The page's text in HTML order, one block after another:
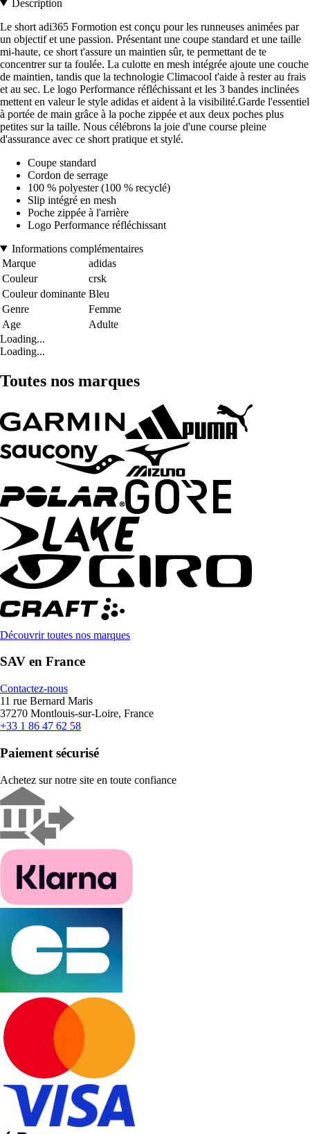
Description
Le short adi365 Formotion est conçu pour les runneuses animées par
un objectif et une passion. Présentant une coupe standard et une taille
mi-haute, ce short t'assure un maintien sûr, te permettant de te
concentrer sur ta foulée. La culotte en mesh intégrée ajoute une couche
de maintien, tandis que la technologie Climacool t'aide à rester au frais
et au sec. Le logo Performance réfléchissant et les 3 bandes inclinées
mettent en valeur le style adidas et aident à la visibilité.Garde l'essentiel
à portée de main grâce à la poche zippée et aux deux poches plus
petites sur la taille. Nous célébrons la joie d'une course pleine
d'assurance avec ce short pratique et stylé.
Coupe standard
Cordon de serrage
100 % polyester (100 % recyclé)
Slip intégré en mesh
Poche zippée à l'arrière
Logo Performance réfléchissant
Informations complémentaires
Marque
adidas
Couleur
crsk
Couleur dominante Bleu
Genre
Femme
Age
Adulte
Loading...
Loading...
Toutes nos marques
Découvrir toutes nos marques
SAV en France
Contactez-nous
11 rue Bernard Maris
37270 Montlouis-sur-Loire, France
+33 1 86 47 62 58
Paiement sécurisé
Achetez sur notre site en toute confiance